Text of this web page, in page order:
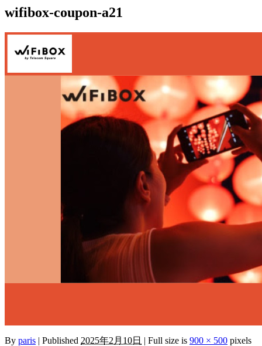
wifibox-coupon-a21
By paris | Published 2025年2月10日 | Full size is 900 × 500 pixels